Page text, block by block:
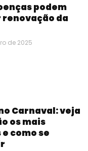
podem
da
de 2025
Carnaval: veja
os mais
como se